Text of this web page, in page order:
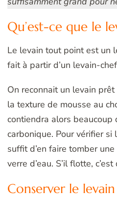
Qu’est-ce que le
Le levain tout point est un
fait à partir d’un levain-
On reconnait un levain
la texture de mousse au
contiendra alors beaucoup
carbonique. Pour vérifier
suffit d’en faire tomber
verre d’eau. S’il flotte,
Conserver le levain